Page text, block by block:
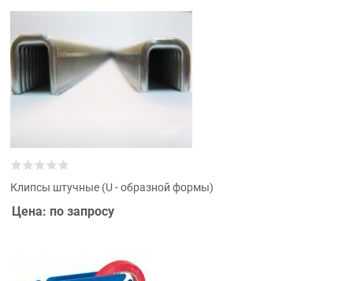
Клипсы штучные (U - образной формы)
Цена: по запросу